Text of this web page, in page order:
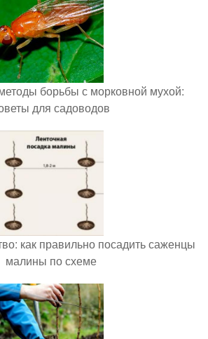
борьбы с морковной мухой:
для садоводов
как правильно посадить саженцы
малины по схеме